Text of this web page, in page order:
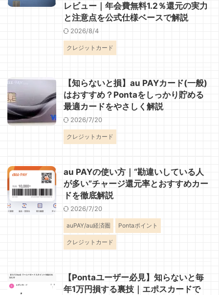
レビュー｜年会費無料1.2％還元の実力
と注意点を公式仕様ベースで解説
2026/8/4
クレジットカード
【知らないと損】au PAYカード(一般)
はおすすめ？Pontaをしっかり貯める
最適カードをやさしく解説
2026/7/20
クレジットカード
au PAYの使い方｜“勘違いしている人
が多い”チャージ還元率とおすすめカー
ドを徹底解説
2026/7/20
auPAY/au経済圏 Pontaポイント
クレジットカード
【Pontaユーザー必見】知らないと毎
年1万円損する裏技｜エポスカードで